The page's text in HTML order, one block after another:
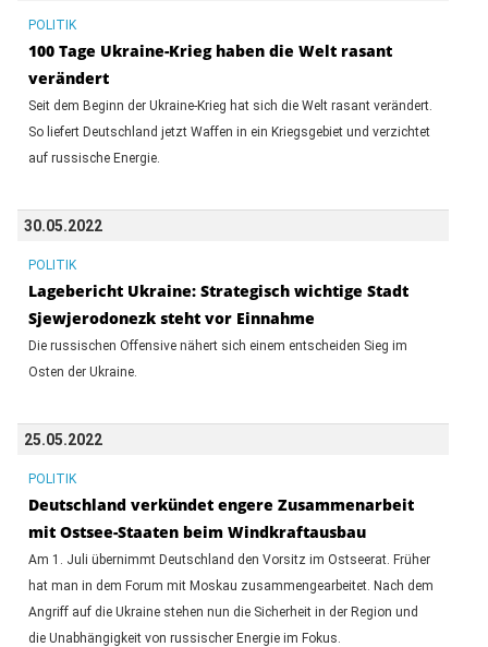
POLITIK
100 Tage Ukraine-Krieg haben die Welt rasant
verändert
Seit dem Beginn der Ukraine-Krieg hat sich die Welt rasant verändert.
So liefert Deutschland jetzt Waffen in ein Kriegsgebiet und verzichtet
auf russische Energie.
30.05.2022
POLITIK
Lagebericht Ukraine: Strategisch wichtige Stadt
Sjewjerodonezk steht vor Einnahme
Die russischen Offensive nähert sich einem entscheiden Sieg im
Osten der Ukraine.
25.05.2022
POLITIK
Deutschland verkündet engere Zusammenarbeit
mit Ostsee-Staaten beim Windkraftausbau
Am 1. Juli übernimmt Deutschland den Vorsitz im Ostseerat. Früher
hat man in dem Forum mit Moskau zusammengearbeitet. Nach dem
Angriff auf die Ukraine stehen nun die Sicherheit in der Region und
die Unabhängigkeit von russischer Energie im Fokus.